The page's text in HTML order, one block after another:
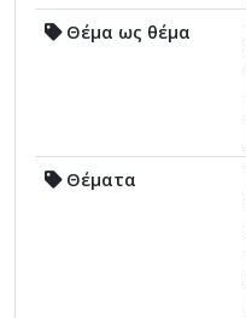
Θέμα ως θέμα
Θέματα